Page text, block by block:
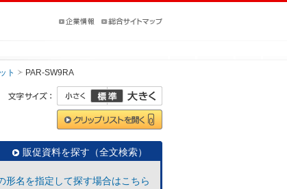
ト PAR-SW9RA
販促資料を探す（全文検索）
形名を指定して探す場合はこちら